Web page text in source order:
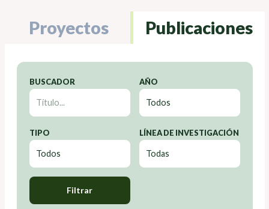
Proyectos Publicaciones
BUSCADOR AÑO
TIPO LÍNEA DE INVESTIGACIÓN
Filtrar